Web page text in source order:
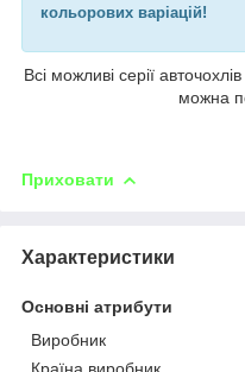
кольорових варіацій!
Всі можливі серії
можна
Приховати
Характеристики
Основні атрибути
Виробник
Країна виробник